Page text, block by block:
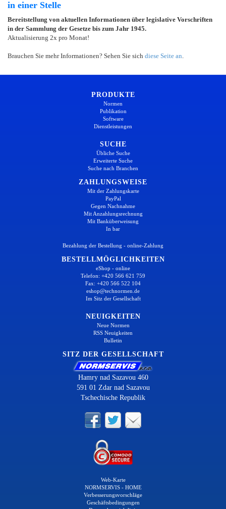
in einer Stelle
Bereitstellung von aktuellen Informationen über legislative Vorschriften
in der Sammlung der Gesetze bis zum Jahr 1945.
Aktualisierung 2x pro Monat!
Brauchen Sie mehr Informationen? Sehen Sie sich diese Seite an
PRODUKTE
Normen
Publikation
Software
Dienstleistungen
SUCHE
Übliche Suche
Erweiterte Suche
Suche nach Branchen
ZAHLUNGSWEISE
Mit der Zahlungskarte
PayPal
Gegen Nachnahme
Mit Anzahlungsrechnung
Mit Banküberweisung
In bar
Bezahlung der Bestellung - online-Zahlung
BESTELLMÖGLICHKEITEN
eShop - online
Telefon: +420 566 621 759
Fax: +420 566 522 104
eshop@technormen.de
Im Sitz der Gesellschaft
NEUIGKEITEN
Neue Normen
RSS Neuigkeiten
Bulletin
SITZ DER GESELLSCHAFT
Hamry nad Sazavou 460
591 01 Zdar nad Sazavou
Tschechische Republik
Web-Karte
NORMSERVIS - HOME
Verbesserungsvorschläge
Geschäftsbedingungen